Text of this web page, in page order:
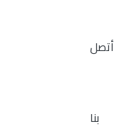
أتصل
بنا